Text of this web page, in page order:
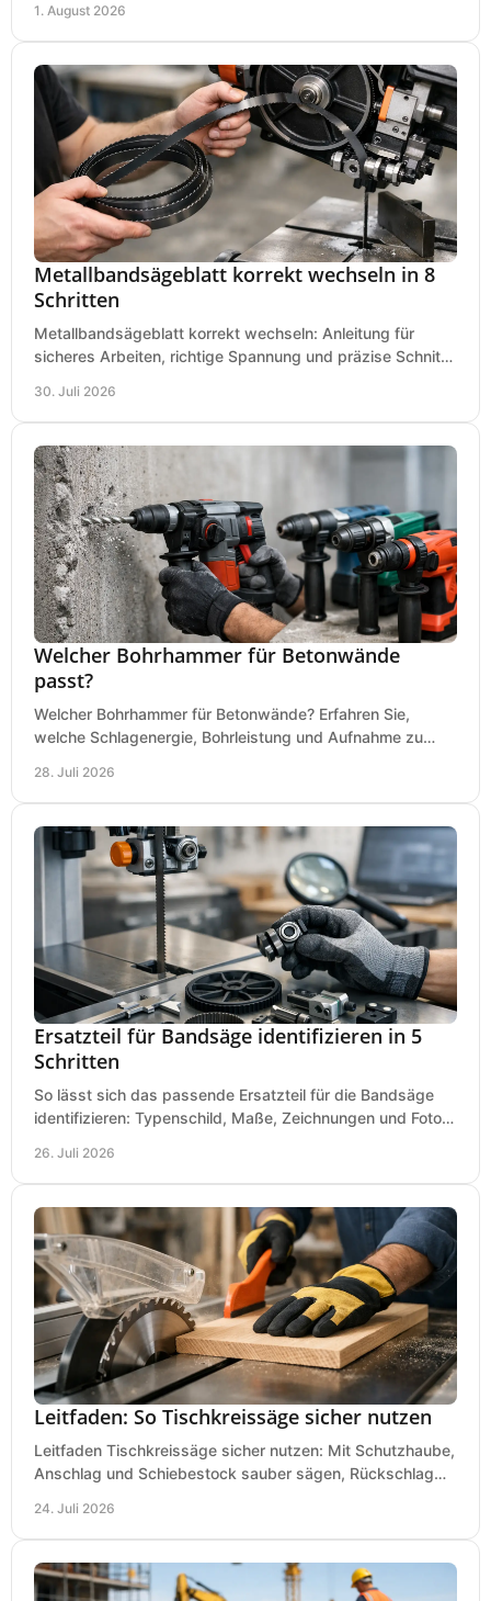
1. August 2026
Metallbandsägeblatt korrekt wechseln in 8
Schritten
Metallbandsägeblatt korrekt wechseln: Anleitung für
sicheres Arbeiten, richtige Spannung und präzise Schnitte
30. Juli 2026
Welcher Bohrhammer für Betonwände
passt?
Welcher Bohrhammer für Betonwände? Erfahren Sie,
welche Schlagenergie, Bohrleistung und Aufnahme zu
28. Juli 2026
Ersatzteil für Bandsäge identifizieren in 5
Schritten
So lässt sich das passende Ersatzteil für die Bandsäge
identifizieren: Typenschild, Maße, Zeichnungen und Fotos
26. Juli 2026
Leitfaden: So Tischkreissäge sicher nutzen
Leitfaden Tischkreissäge sicher nutzen: Mit Schutzhaube,
Anschlag und Schiebestock sauber sägen, Rückschlag
24. Juli 2026